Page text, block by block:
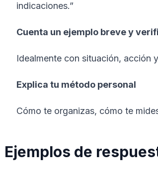
indicaciones.”
Cuenta un ejemplo breve y
Idealmente con situación, acción
Explica tu método personal
Cómo te organizas, cómo te
Ejemplos de